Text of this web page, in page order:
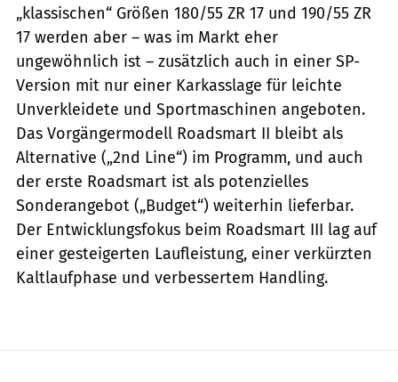
„klassischen“ Größen 180/55 ZR 17 und 190/55 ZR
17 werden aber – was im Markt eher
ungewöhnlich ist – zusätzlich auch in einer SP-
Version mit nur einer Karkasslage für leichte
Unverkleidete und Sportmaschinen angeboten.
Das Vorgängermodell Roadsmart II bleibt als
Alternative („2nd Line“) im Programm, und auch
der erste Roadsmart ist als potenzielles
Sonderangebot („Budget“) weiterhin lieferbar.
Der Entwicklungsfokus beim Roadsmart III lag auf
einer gesteigerten Laufleistung, einer verkürzten
Kaltlaufphase und verbessertem Handling.